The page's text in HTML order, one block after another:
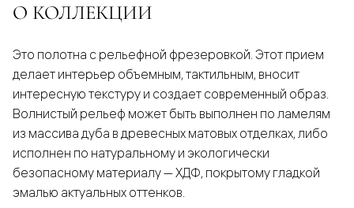
О КОЛЛЕКЦИИ
Это полотна с рельефной фрезеровкой. Этот прием
делает интерьер объемным, тактильным, вносит
интересную текстуру и создает современный образ.
Волнистый рельеф может быть выполнен по ламелям
из массива дуба в древесных матовых отделках, либо
исполнен по натуральному и экологически
безопасному материалу — ХДФ, покрытому гладкой
эмалью актуальных оттенков.